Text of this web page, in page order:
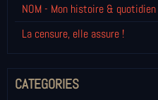
NOM - Mon histoire & quotidien
La censure, elle assure !
CATEGORIES